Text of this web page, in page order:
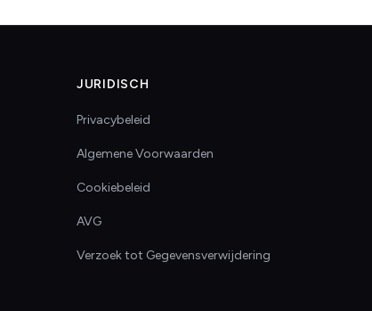
JURIDISCH
Privacybeleid
Algemene Voorwaarden
Cookiebeleid
AVG
Verzoek tot Gegevensverwijdering